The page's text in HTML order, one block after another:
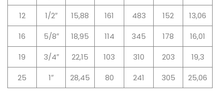
12
1/2″ 15,88 161 483 152
13,06
16
5/8″ 18,95 114 345 178
16,01
19
3/4″ 22,15 103 310 203
19,3
25
1″ 28,45 80 241 305 25,06